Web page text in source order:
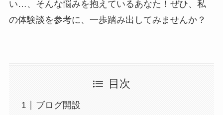
い…、そんな悩みを抱えているあなた！ぜひ、私
の体験談を参考に、一歩踏み出してみませんか？
目次
ブログ開設